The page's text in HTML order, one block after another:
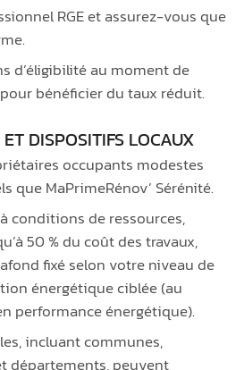
RGE et assurez-vous que
d’éligibilité au moment de
bénéficier du taux réduit.
DISPOSITIFS LOCAUX
occupants modestes
que MaPrimeRénov’ Sérénité.
conditions de ressources,
50 % du coût des travaux,
fixé selon votre niveau de
énergétique ciblée (au
performance énergétique).
incluant communes,
départements, peuvent